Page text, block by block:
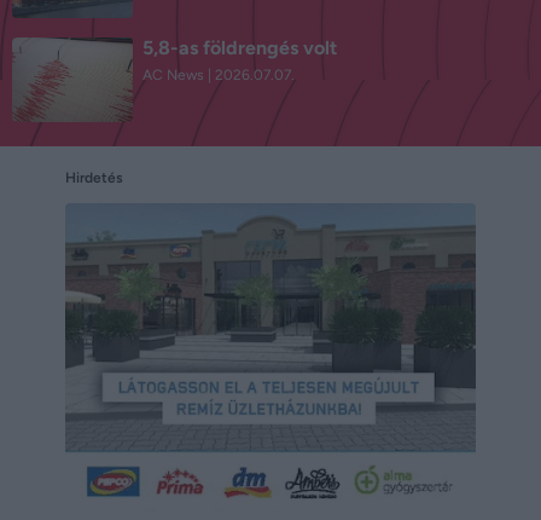
5,8-as földrengés volt
AC News 2026.07.07.
Hirdetés